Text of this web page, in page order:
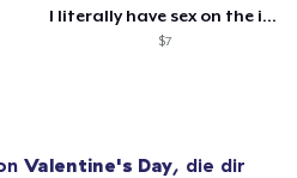
I literally have sex on the internet.
$7
Valentine's Day, die dir